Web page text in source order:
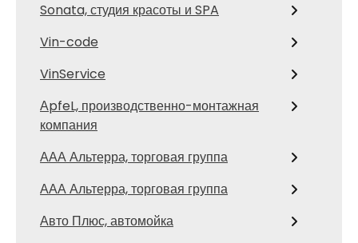
Sonata, студия красоты и SPA
Vin-code
VinService
АpfeL, производственно-монтажная
компания
ААА Альтерра, торговая группа
ААА Альтерра, торговая группа
Авто Плюс, автомойка